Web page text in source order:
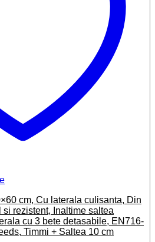
cm, Cu laterala culisanta, Din
si rezistent, Inaltime saltea
cu 3 bete detasabile, EN716-
Timmi + Saltea 10 cm